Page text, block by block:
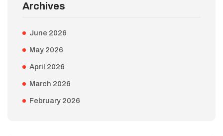
Archives
June 2026
May 2026
April 2026
March 2026
February 2026